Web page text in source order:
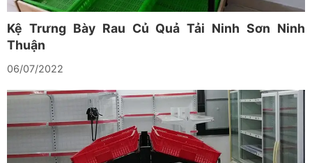
Kệ Trưng Bày Rau Củ Quả Tải Ninh Sơn Ninh
Thuận
06/07/2022